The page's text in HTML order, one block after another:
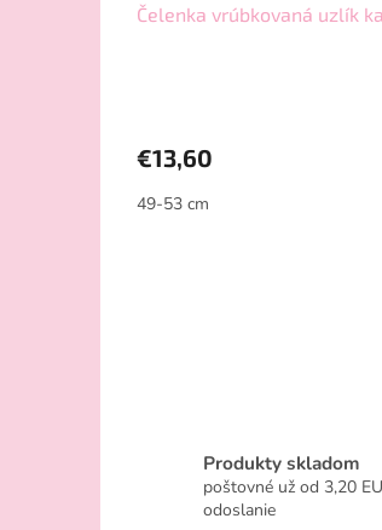
Čelenka vrúbkovaná uzlík
€13,60
49-53 cm
Produkty skladom
poštovné už od 3,20
odoslanie